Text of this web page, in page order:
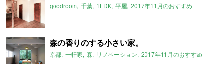
goodroom 千葉 1LDK 平屋 2017年11月のおすすめ
森の香りのする小さい家。
京都 一軒家 森 リノベーション 2017年11月のおすすめ